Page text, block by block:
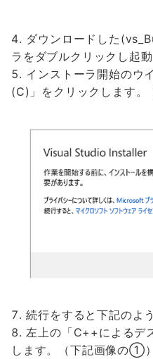
ダウンロードした
ラをダブルクリックし起動
インストーラ開始のウ
(C)」をクリックします。
続行をすると下記のよ
左上の「C++によるデ
します。（下記画像の①）